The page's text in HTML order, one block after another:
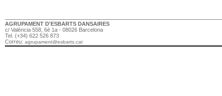
AGRUPAMENT D'ESBARTS DANSAIRES
c/ València 558, 6è 1a - 08026 Barcelona
Tel. (+34) 622 526 873
Correu: agrupament@esbarts.cat